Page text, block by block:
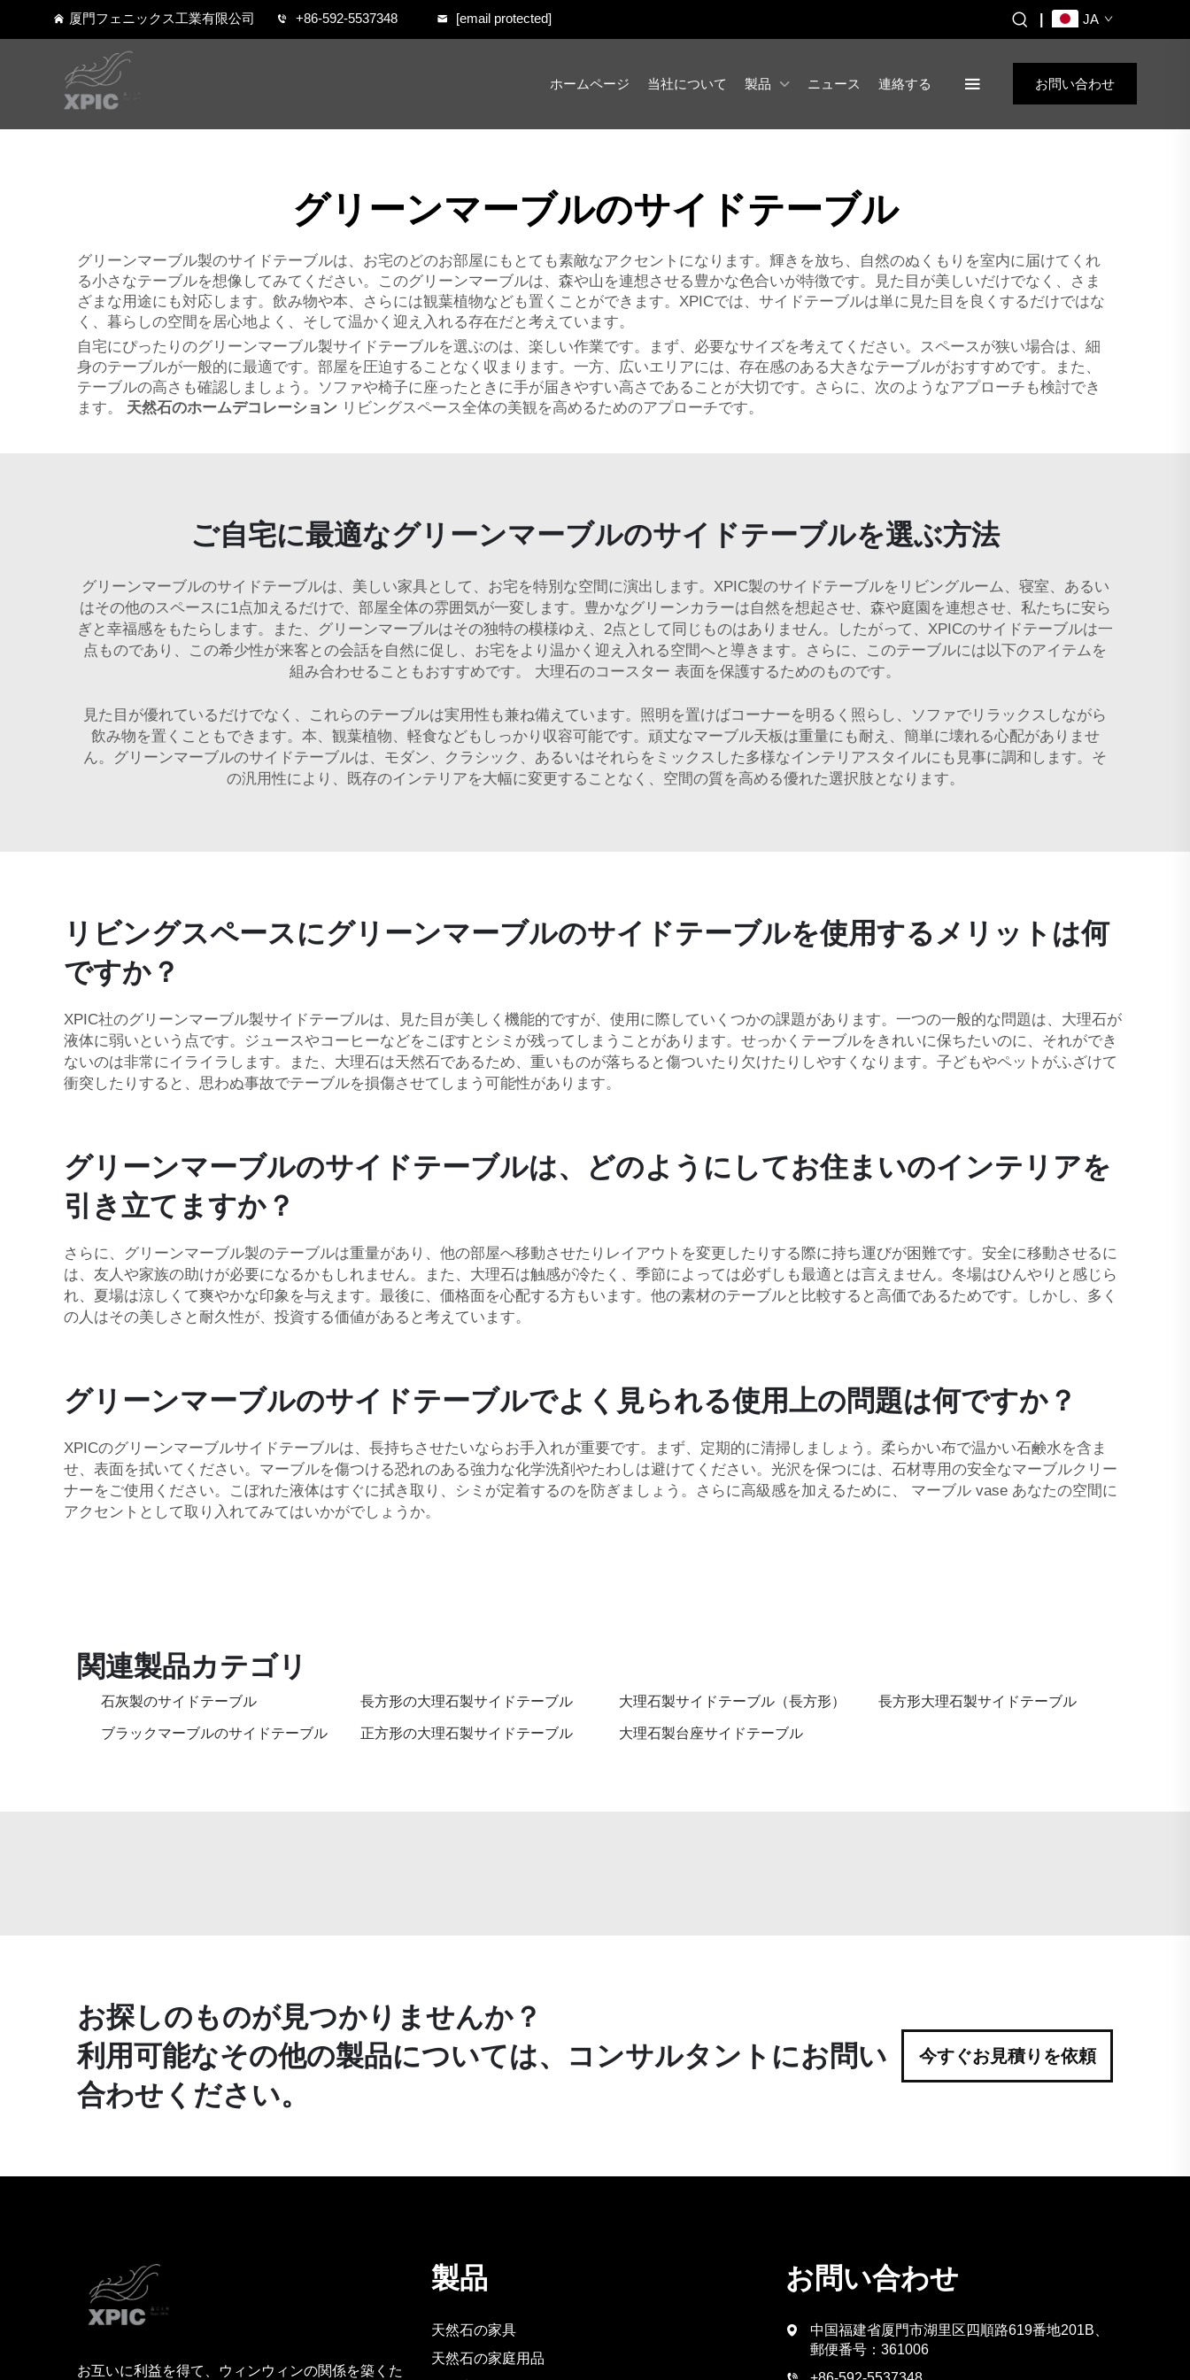
厦門フェニックス工業有限公司 +86-592-5537348 [email protected] JA
ホームページ 当社について 製品 ニュース 連絡する お問い合わせ
グリーンマーブルのサイドテーブル
グリーンマーブル製のサイドテーブルは、お宅のどのお部屋にもとても素敵なアクセントになります。輝きを放ち、自然のぬくもりを室内に届けてくれ
る小さなテーブルを想像してみてください。このグリーンマーブルは、森や山を連想させる豊かな色合いが特徴です。見た目が美しいだけでなく、さま
ざまな用途にも対応します。飲み物や本、さらには観葉植物なども置くことができます。XPICでは、サイドテーブルは単に見た目を良くするだけではな
く、暮らしの空間を居心地よく、そして温かく迎え入れる存在だと考えています。
自宅にぴったりのグリーンマーブル製サイドテーブルを選ぶのは、楽しい作業です。まず、必要なサイズを考えてください。スペースが狭い場合は、細
身のテーブルが一般的に最適です。部屋を圧迫することなく収まります。一方、広いエリアには、存在感のある大きなテーブルがおすすめです。また、
テーブルの高さも確認しましょう。ソファや椅子に座ったときに手が届きやすい高さであることが大切です。さらに、次のようなアプローチも検討でき
ます。 天然石のホームデコレーション リビングスペース全体の美観を高めるためのアプローチです。
ご自宅に最適なグリーンマーブルのサイドテーブルを選ぶ方法
グリーンマーブルのサイドテーブルは、美しい家具として、お宅を特別な空間に演出します。XPIC製のサイドテーブルをリビングルーム、寝室、あるい
はその他のスペースに1点加えるだけで、部屋全体の雰囲気が一変します。豊かなグリーンカラーは自然を想起させ、森や庭園を連想させ、私たちに安ら
ぎと幸福感をもたらします。また、グリーンマーブルはその独特の模様ゆえ、2点として同じものはありません。したがって、XPICのサイドテーブルは一
点ものであり、この希少性が来客との会話を自然に促し、お宅をより温かく迎え入れる空間へと導きます。さらに、このテーブルには以下のアイテムを
組み合わせることもおすすめです。 大理石のコースター 表面を保護するためのものです。
見た目が優れているだけでなく、これらのテーブルは実用性も兼ね備えています。照明を置けばコーナーを明るく照らし、ソファでリラックスしながら
飲み物を置くこともできます。本、観葉植物、軽食などもしっかり収容可能です。頑丈なマーブル天板は重量にも耐え、簡単に壊れる心配がありませ
ん。グリーンマーブルのサイドテーブルは、モダン、クラシック、あるいはそれらをミックスした多様なインテリアスタイルにも見事に調和します。そ
の汎用性により、既存のインテリアを大幅に変更することなく、空間の質を高める優れた選択肢となります。
リビングスペースにグリーンマーブルのサイドテーブルを使用するメリットは何
ですか？
XPIC社のグリーンマーブル製サイドテーブルは、見た目が美しく機能的ですが、使用に際していくつかの課題があります。一つの一般的な問題は、大理石が
液体に弱いという点です。ジュースやコーヒーなどをこぼすとシミが残ってしまうことがあります。せっかくテーブルをきれいに保ちたいのに、それができ
ないのは非常にイライラします。また、大理石は天然石であるため、重いものが落ちると傷ついたり欠けたりしやすくなります。子どもやペットがふざけて
衝突したりすると、思わぬ事故でテーブルを損傷させてしまう可能性があります。
グリーンマーブルのサイドテーブルは、どのようにしてお住まいのインテリアを
引き立てますか？
さらに、グリーンマーブル製のテーブルは重量があり、他の部屋へ移動させたりレイアウトを変更したりする際に持ち運びが困難です。安全に移動させるに
は、友人や家族の助けが必要になるかもしれません。また、大理石は触感が冷たく、季節によっては必ずしも最適とは言えません。冬場はひんやりと感じら
れ、夏場は涼しくて爽やかな印象を与えます。最後に、価格面を心配する方もいます。他の素材のテーブルと比較すると高価であるためです。しかし、多く
の人はその美しさと耐久性が、投資する価値があると考えています。
グリーンマーブルのサイドテーブルでよく見られる使用上の問題は何ですか？
XPICのグリーンマーブルサイドテーブルは、長持ちさせたいならお手入れが重要です。まず、定期的に清掃しましょう。柔らかい布で温かい石鹸水を含ま
せ、表面を拭いてください。マーブルを傷つける恐れのある強力な化学洗剤やたわしは避けてください。光沢を保つには、石材専用の安全なマーブルクリー
ナーをご使用ください。こぼれた液体はすぐに拭き取り、シミが定着するのを防ぎましょう。さらに高級感を加えるために、 マーブル vase あなたの空間に
アクセントとして取り入れてみてはいかがでしょうか。
関連製品カテゴリ
石灰製のサイドテーブル 長方形の大理石製サイドテーブル 大理石製サイドテーブル（長方形） 長方形大理石製サイドテーブル
ブラックマーブルのサイドテーブル 正方形の大理石製サイドテーブル 大理石製台座サイドテーブル
お探しのものが見つかりませんか？
利用可能なその他の製品については、コンサルタントにお問い
合わせください。
今すぐお見積りを依頼
お互いに利益を得て、ウィンウィンの関係を築くた
製品
天然石の家具
天然石の家庭用品
お問い合わせ
中国福建省厦門市湖里区四順路619番地201B、
郵便番号：361006